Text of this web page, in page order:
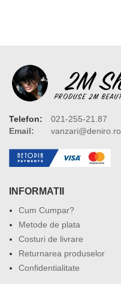
Telefon:
021-255-21.87
Email:
vanzari@deniro.ro
INFORMATII
Cum Cumpar?
Metode de plata
Costuri de livrare
Returnarea produselor
Confidentialitate